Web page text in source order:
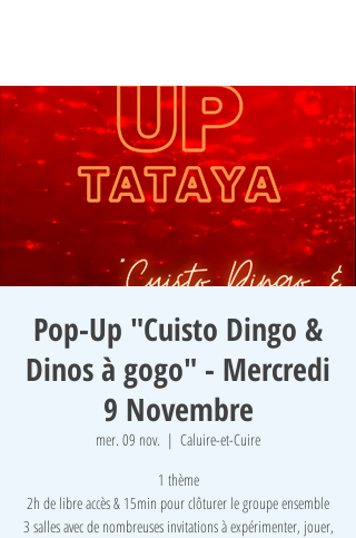
Pop-Up "Cuisto Dingo &
Dinos à gogo" - Mercredi
9 Novembre
mer. 09 nov.
  |
Caluire-et-Cuire
1 thème
2h de libre accès & 15min pour clôturer le groupe ensemble
3 salles avec de nombreuses invitations à expérimenter, jouer,